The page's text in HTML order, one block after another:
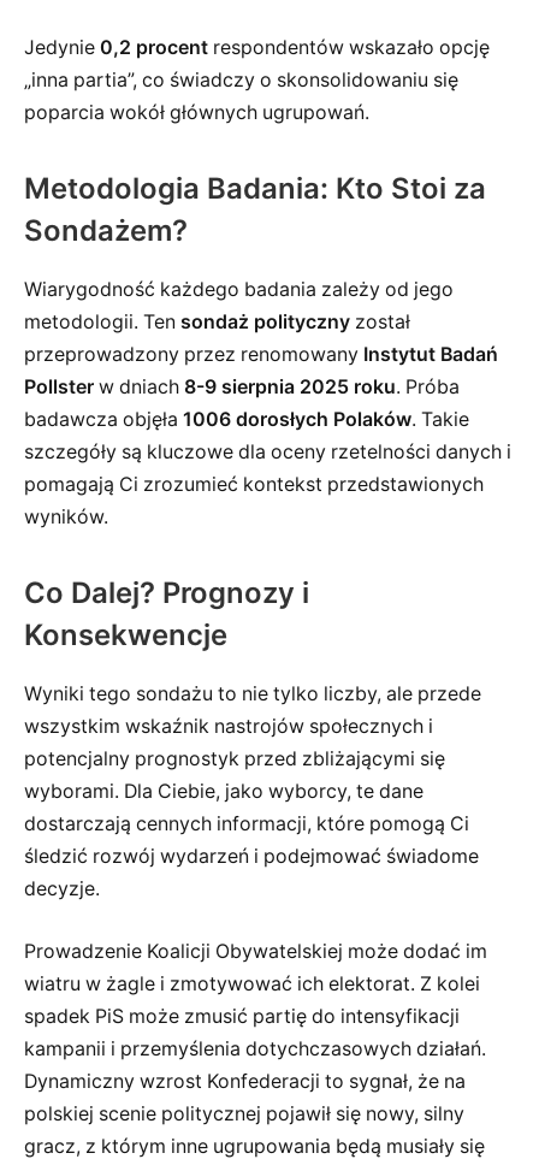
Jedynie 0,2 procent respondentów wskazało opcję
„inna partia”, co świadczy o skonsolidowaniu się
poparcia wokół głównych ugrupowań.
Metodologia Badania: Kto Stoi za
Sondażem?
Wiarygodność każdego badania zależy od jego
metodologii. Ten sondaż polityczny został
przeprowadzony przez renomowany Instytut Badań
Pollster w dniach 8-9 sierpnia 2025 roku. Próba
badawcza objęła 1006 dorosłych Polaków. Takie
szczegóły są kluczowe dla oceny rzetelności danych i
pomagają Ci zrozumieć kontekst przedstawionych
wyników.
Co Dalej? Prognozy i
Konsekwencje
Wyniki tego sondażu to nie tylko liczby, ale przede
wszystkim wskaźnik nastrojów społecznych i
potencjalny prognostyk przed zbliżającymi się
wyborami. Dla Ciebie, jako wyborcy, te dane
dostarczają cennych informacji, które pomogą Ci
śledzić rozwój wydarzeń i podejmować świadome
decyzje.
Prowadzenie Koalicji Obywatelskiej może dodać im
wiatru w żagle i zmotywować ich elektorat. Z kolei
spadek PiS może zmusić partię do intensyfikacji
kampanii i przemyślenia dotychczasowych działań.
Dynamiczny wzrost Konfederacji to sygnał, że na
polskiej scenie politycznej pojawił się nowy, silny
gracz, z którym inne ugrupowania będą musiały się